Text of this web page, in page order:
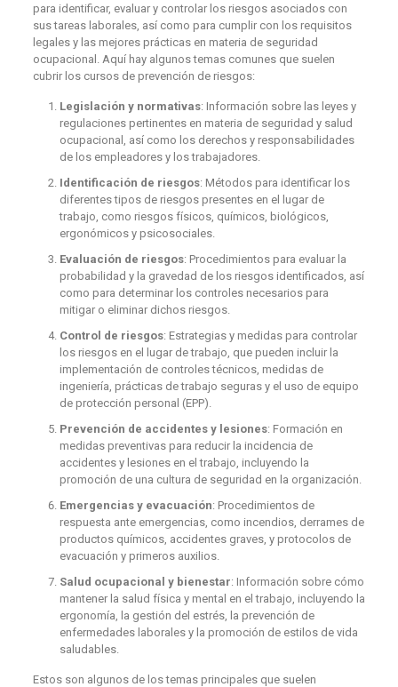
para identificar, evaluar y controlar los riesgos asociados con
sus tareas laborales, así como para cumplir con los requisitos
legales y las mejores prácticas en materia de seguridad
ocupacional. Aquí hay algunos temas comunes que suelen
cubrir los cursos de prevención de riesgos:
Legislación y normativas: Información sobre las leyes y
regulaciones pertinentes en materia de seguridad y salud
ocupacional, así como los derechos y responsabilidades
de los empleadores y los trabajadores.
Identificación de riesgos: Métodos para identificar los
diferentes tipos de riesgos presentes en el lugar de
trabajo, como riesgos físicos, químicos, biológicos,
ergonómicos y psicosociales.
Evaluación de riesgos: Procedimientos para evaluar la
probabilidad y la gravedad de los riesgos identificados, así
como para determinar los controles necesarios para
mitigar o eliminar dichos riesgos.
Control de riesgos: Estrategias y medidas para controlar
los riesgos en el lugar de trabajo, que pueden incluir la
implementación de controles técnicos, medidas de
ingeniería, prácticas de trabajo seguras y el uso de equipo
de protección personal (EPP).
Prevención de accidentes y lesiones: Formación en
medidas preventivas para reducir la incidencia de
accidentes y lesiones en el trabajo, incluyendo la
promoción de una cultura de seguridad en la organización.
Emergencias y evacuación: Procedimientos de
respuesta ante emergencias, como incendios, derrames de
productos químicos, accidentes graves, y protocolos de
evacuación y primeros auxilios.
Salud ocupacional y bienestar: Información sobre cómo
mantener la salud física y mental en el trabajo, incluyendo la
ergonomía, la gestión del estrés, la prevención de
enfermedades laborales y la promoción de estilos de vida
saludables.
Estos son algunos de los temas principales que suelen